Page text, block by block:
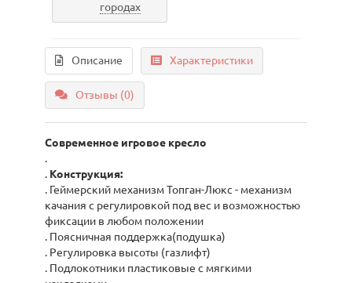
городах
Описание Характеристики
Отзывы (0)
Современное игровое кресло
.
. Конструкция:
. Геймерский механизм Топган-Люкс - механизм
качания с регулировкой под вес и возможностью
фиксации в любом положении
. Поясничная поддержка(подушка)
. Регулировка высоты (газлифт)
. Подлокотники пластиковые с мягкими